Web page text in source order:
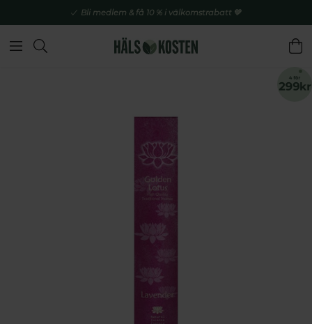
Bli medlem & få 10 % i välkomstrabatt 💚